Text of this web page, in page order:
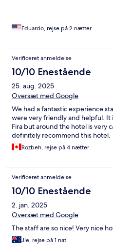
Eduardo, rejse på 2 nætter
Verificeret anmeldelse
10/10 Enestående
25. aug. 2025
Oversæt med Google
We had a fantastic experience
were very friendly and helpful. It
Fira but around the hotel is very
definitely recommend this hotel.
Rozbeh, rejse på 4 nætter
Verificeret anmeldelse
10/10 Enestående
2. jan. 2025
Oversæt med Google
The staff are so nice! Very nice
Jie, rejse på 1 nat